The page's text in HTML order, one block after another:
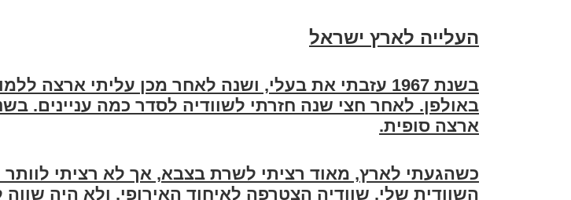
העלייה לארץ ישראל
בשנת 1967 עזבתי את בעלי, ושנה לאחר מכן עליתי ארצה
ארצה סופית.
כשהגעתי לארץ, מאוד רציתי לשרת בצבא, אך לא רציתי
השוודית שלי. שוודיה הצטרפה לאיחוד האירופי, ולא היה שווה